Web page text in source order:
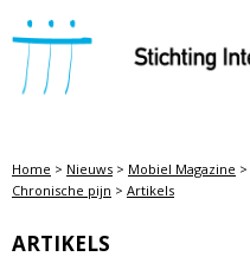
STICHTING INTERMOBIEL
Home > Nieuws > Mobiel Magazine >
Chronische pijn > Artikels
ARTIKELS